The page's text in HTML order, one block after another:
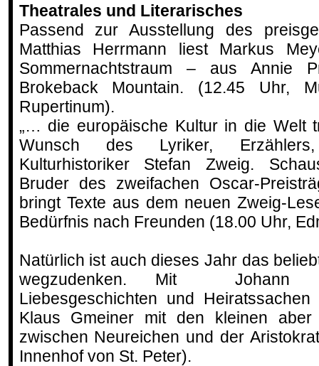
Theatrales und Literarisches
Passend zur Ausstellung des
Matthias Herrmann liest Markus
Sommernachtstraum – aus Annie
Brokeback Mountain. (12.45 Uhr,
Rupertinum).
„… die europäische Kultur in die Welt
Wunsch des Lyriker,
Kulturhistoriker Stefan Zweig.
Bruder des zweifachen Oscar-
bringt Texte aus dem neuen Zweig-
Bedürfnis nach Freunden (18.00 Uhr,
Natürlich ist auch dieses Jahr das
wegzudenken. Mit Johann
Liebesgeschichten und
Klaus Gmeiner mit den kleinen aber
zwischen Neureichen und der
Innenhof von St. Peter).